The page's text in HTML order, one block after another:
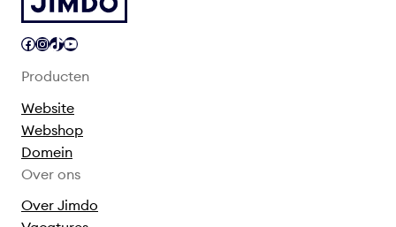
Facebook InstagramTikTok YouTube
Producten
Website
Webshop
Domein
Over ons
Over Jimdo